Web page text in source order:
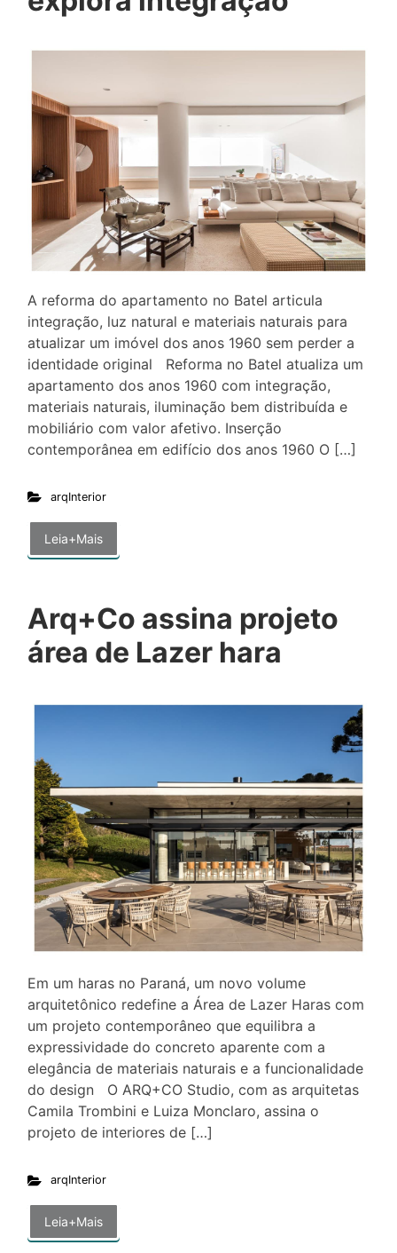
A reforma do apartamento no Batel articula
integração, luz natural e materiais naturais para
atualizar um imóvel dos anos 1960 sem perder a
identidade original Reforma no Batel atualiza um
apartamento dos anos 1960 com integração,
materiais naturais, iluminação bem distribuída e
mobiliário com valor afetivo. Inserção
contemporânea em edifício dos anos 1960 O […]
arqInterior
Leia+Mais
Arq+Co assina projeto
área de Lazer hara
Em um haras no Paraná, um novo volume
arquitetônico redefine a Área de Lazer Haras com
um projeto contemporâneo que equilibra a
expressividade do concreto aparente com a
elegância de materiais naturais e a funcionalidade
do design O ARQ+CO Studio, com as arquitetas
Camila Trombini e Luiza Monclaro, assina o
projeto de interiores de […]
arqInterior
Leia+Mais